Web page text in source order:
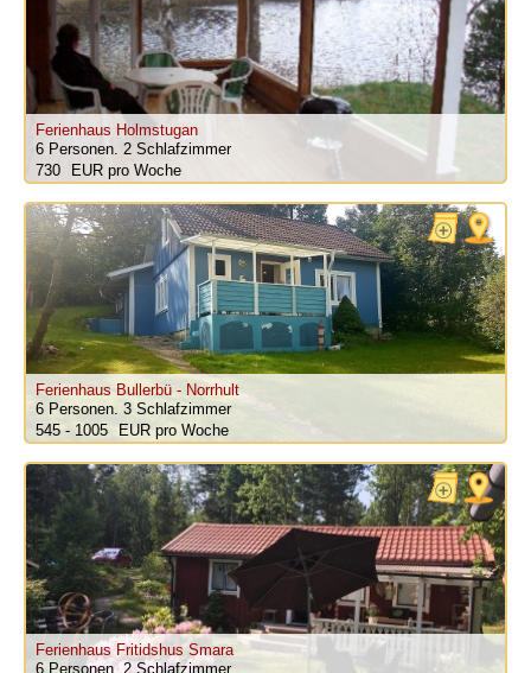
Ferienhaus Holmstugan
6 Personen. 2 Schlafzimmer
730
pro Woche
Ferienhaus Bullerbü - Norrhult
6 Personen. 3 Schlafzimmer
545 - 1005
pro Woche
Ferienhaus Fritidshus Smara
6 Personen. 2 Schlafzimmer